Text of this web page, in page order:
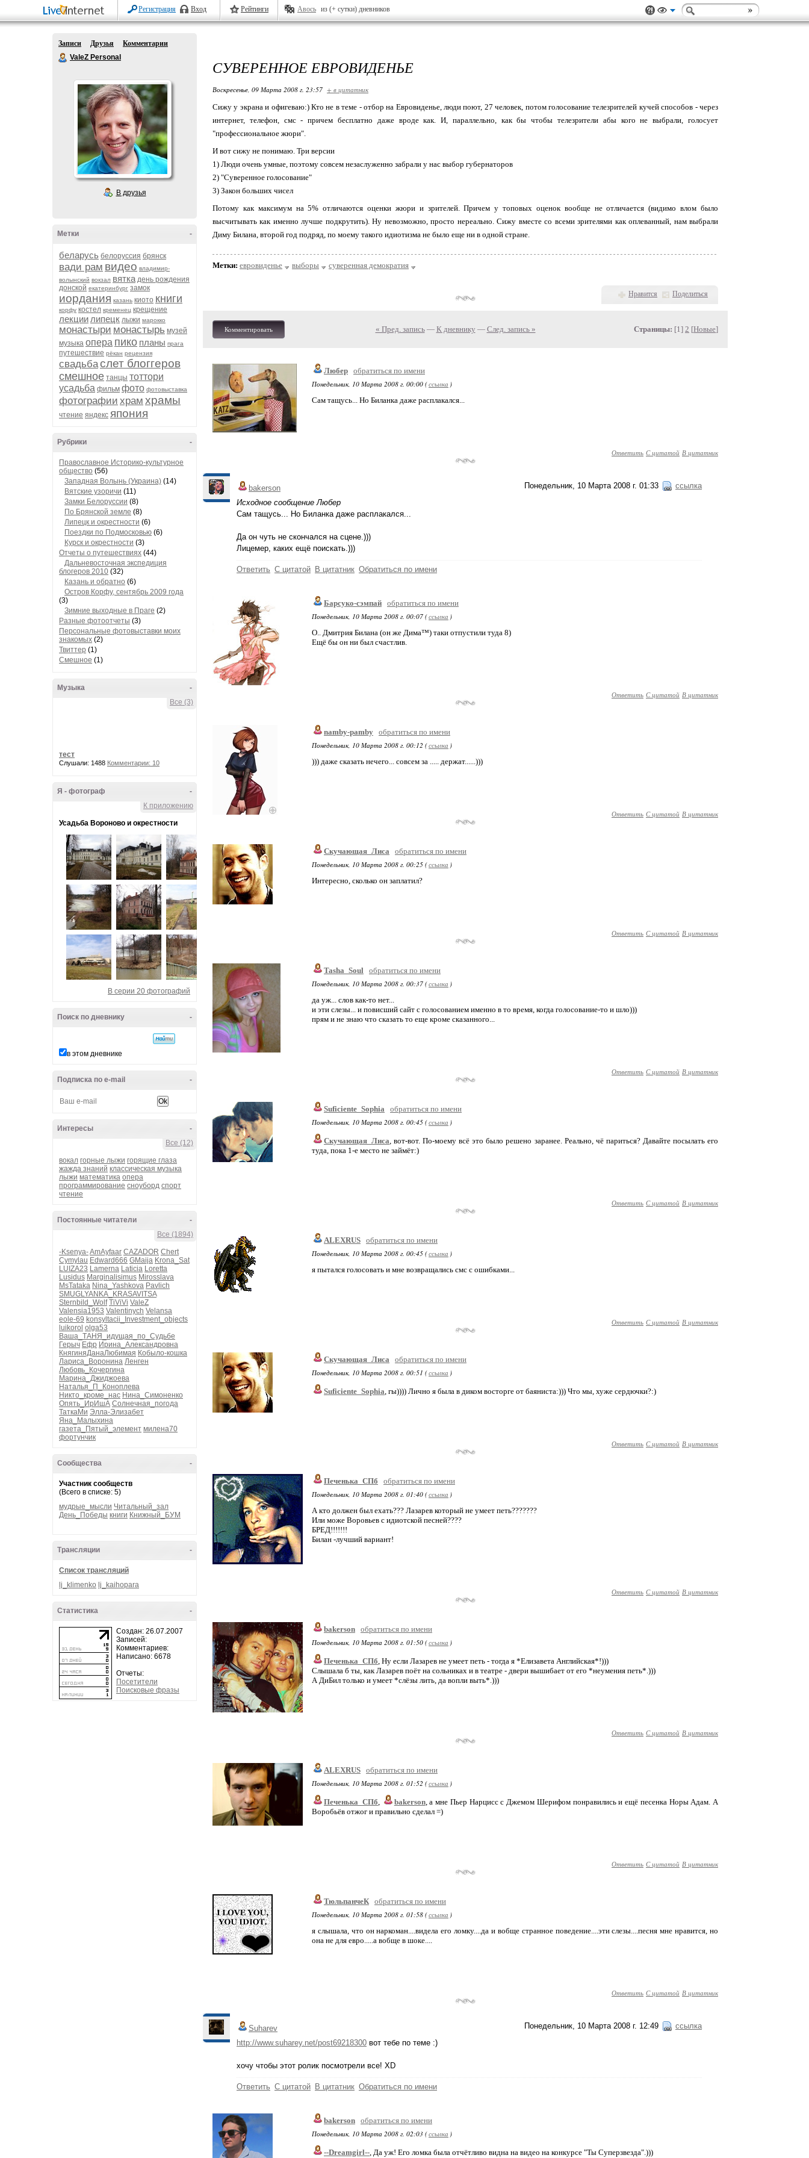
Регистрация Вход Рейтинги Авось из (+ сутки) дневников
Записи Друзья
Комментарии
ValeZ Personal
В друзья
-
Метки
беларусь белоруссия брянск
вади рам видео владимир-
волынский вокзал вятка день рождения
донской екатеринбург замок
иордания казань киото книги
корфу костел кременец крещение
лекции липецк лыжи марокко
монастыри монастырь музей
музыка опера пико планы прага
путешествие рёкан рецензия
свадьбаслет блоггеров
смешное танцы тоттори
усадьба фильм фото фотовыставка
фотографии храм храмы
чтение яндекс япония
-
Рубрики
Православное Историко-культурное
общество (56)
Западная Волынь (Украина) (14)
Вятские узоричи (11)
Замки Белоруссии (8)
По Брянской земле (8)
Липецк и окрестности (6)
Поездки по Подмосковью (6)
Курск и окрестности (3)
Отчеты о путешествиях (44)
Дальневосточная экспедиция
блогеров 2010 (32)
Казань и обратно (6)
Остров Корфу, сентябрь 2009 года
(3)
Зимние выходные в Праге (2)
Разные фотоотчеты (3)
Персональные фотовыставки моих
знакомых (2)
Твиттер (1)
Смешное (1)
-
Музыка
Все (3)
тест
Слушали: 1488 Комментарии: 10
-
Я - фотограф
К приложению
Усадьба Вороново и окрестности
В серии 20 фотографий
-
Поиск по дневнику
в этом дневнике
-
Подписка по e-mail
-
Интересы
Все (12)
вокал горные лыжи горящие глаза
жажда знаний классическая музыка
лыжи математика опера
программирование сноуборд спорт
чтение
-
Постоянные читатели
Все (1894)
-Ksenya-AmAyfaar CAZADOR Chert
Cymylau Edward666 GMaija Krona_Sat
LUIZA23 Lamerna Laticia Loretta
Lusidus Marginalisimus Mirosslava
MsTataka Nina_Yashkova Pavlich
SMUGLYANKA_KRASAVITSA
Sternbild_Wolf TiViVi ValeZ
Valensia1953 Valentinych Velansa
eole-69 konsyltacii_Investment_objects
luikorol olga53
Ваша_ТАНЯ_идущая_по_Судьбе
Герыч Ефр Ирина_Александровна
КнягиняДанаЛюбимая Кобыло-кошка
Лариса_Воронина Ленген
Любовь_Кочергина
Марина_Джиджоева
Наталья_П_Коноплева
Никто_кроме_нас Нина_Симоненко
Опять_ИрИшА Солнечная_погода
ТаткаМи Элла-Элизабет
Яна_Малыхина
газета_Пятый_элемент милена70
фортунчик
-
Сообщества
Участник сообществ
(Всего в списке: 5)
мудрые_мысли Читальный_зал
День_Победы книги Книжный_БУМ
-
Трансляции
Список трансляций
lj_klimenko lj_kaihopara
-
Статистика
Создан: 26.07.2007
Записей:
Комментариев:
Написано: 6678
Отчеты:
Посетители
Поисковые фразы
СУВЕРЕННОЕ ЕВРОВИДЕНЬЕ
Воскресенье, 09 Марта 2008 г. 23:57 + в цитатник
Сижу у экрана и офигеваю:) Кто не в теме - отбор на Евровиденье, люди поют, 27 человек, потом голосование телезрителей кучей способов - через
интернет, телефон, смс - причем бесплатно даже вроде как. И, параллельно, как бы чтобы телезрители абы кого не выбрали, голосует
"профессиональное жюри".
И вот сижу не понимаю. Три версии
1) Люди очень умные, поэтому совсем незаслуженно забрали у нас выбор губернаторов
2) "Суверенное голосование"
3) Закон больших чисел
Потому как максимум на 5% отличаются оценки жюри и зрителей. Причем у топовых оценок вообще не отличается (видимо влом было
высчитывать как именно лучше подкрутить). Ну невозможно, просто нереально. Сижу вместе со всеми зрителями как оплеванный, нам выбрали
Диму Билана, второй год подряд, по моему такого идиотизма не было еще ни в одной стране.
Метки: евровиденье выборы суверенная демократия
Нравится Поделиться
Комментировать « Пред. запись— К дневнику — След. запись » Страницы: [1] 2 [Новые]
Любер обратиться по имени
Понедельник, 10 Марта 2008 г. 00:00 (ссылка )
Сам тащусь... Но Биланка даже расплакался...
Ответить С цитатой В цитатник
Понедельник, 10 Марта 2008 г. 01:33 ссылка
bakerson
Исходное сообщение Любер
Сам тащусь... Но Биланка даже расплакался...
Да он чуть не скончался на сцене.)))
Лицемер, каких ещё поискать.)))
Ответить С цитатой В цитатник Обратиться по имени
Барсуко-сэмпай обратиться по имени
Понедельник, 10 Марта 2008 г. 00:07 (ссылка )
О.. Дмитрия Билана (он же Дима™) таки отпустили туда 8)
Ещё бы он ни был счастлив.
Ответить С цитатой В цитатник
namby-pamby обратиться по имени
Понедельник, 10 Марта 2008 г. 00:12 (ссылка )
))) даже сказать нечего... совсем за ..... держат......)))
Ответить С цитатой В цитатник
Скучающая_Лиса
обратиться по имени
Понедельник, 10 Марта 2008 г. 00:25 (ссылка )
Интересно, сколько он заплатил?
Ответить С цитатой В цитатник
Tasha_Soul обратиться по имени
Понедельник, 10 Марта 2008 г. 00:37 (ссылка )
да уж... слов как-то нет...
и эти слезы... и повисший сайт с голосованием именно в то время, когда голосование-то и шло)))
прям и не знаю что сказать то еще кроме сказанного...
Ответить С цитатой В цитатник
Suficiente_Sophia
обратиться по имени
Понедельник, 10 Марта 2008 г. 00:45 (ссылка )
Скучающая_Лиса, вот-вот. По-моему всё это было решено заранее. Реально, чё париться? Давайте посылать его
туда, пока 1-е место не займёт:)
Ответить С цитатой В цитатник
ALEXRUS обратиться по имени
Понедельник, 10 Марта 2008 г. 00:45 (ссылка )
я пытался голосовать и мне возвращались смс с ошибками...
Ответить С цитатой В цитатник
Скучающая_Лиса
обратиться по имени
Понедельник, 10 Марта 2008 г. 00:51 (ссылка )
Suficiente_Sophia, гы)))) Лично я была в диком восторге от баяниста:))) Что мы, хуже сердючки?:)
Ответить С цитатой В цитатник
Печенька_СПб
обратиться по имени
Понедельник, 10 Марта 2008 г. 01:40 (ссылка )
А кто должен был ехать??? Лазарев который не умеет петь???????
Или може Воровьев с идиотской песней????
БРЕД!!!!!!!
Билан -лучший вариант!
Ответить С цитатой В цитатник
bakerson обратиться по имени
Понедельник, 10 Марта 2008 г. 01:50 (ссылка )
Печенька_СПб, Ну если Лазарев не умеет петь - тогда я *Елизавета Английская*!)))
Слышала б ты, как Лазарев поёт на сольниках и в театре - двери вышибает от его *неумения петь*.)))
А ДиБил только и умеет *слёзы лить, да вопли выть*.)))
Ответить С цитатой В цитатник
ALEXRUS обратиться по имени
Понедельник, 10 Марта 2008 г. 01:52 (ссылка )
Печенька_СПб, bakerson, а мне Пьер Нарцисс с Джемом Шерифом понравились и ещё песенка Норы Адам. А
Воробьёв отжог и правильно сделал =)
Ответить С цитатой В цитатник
ТюльпанчеК обратиться по имени
Понедельник, 10 Марта 2008 г. 01:58 (ссылка )
я слышала, что он наркоман....видела его ломку....да и вобще странное поведение....эти слезы....песня мне нравится, но
она не для евро.....а вобще в шоке....
Ответить С цитатой В цитатник
Понедельник, 10 Марта 2008 г. 12:49 ссылка
Suharev
http://www.suharey.net/post69218300 вот тебе по теме :)
хочу чтобы этот ролик посмотрели все! XD
Ответить С цитатой В цитатник Обратиться по имени
bakerson обратиться по имени
Понедельник, 10 Марта 2008 г. 02:03 (ссылка )
--Dreamgirl--, Да уж! Его ломка была отчётливо видна на видео на конкурсе "Ты Суперзвезда".)))